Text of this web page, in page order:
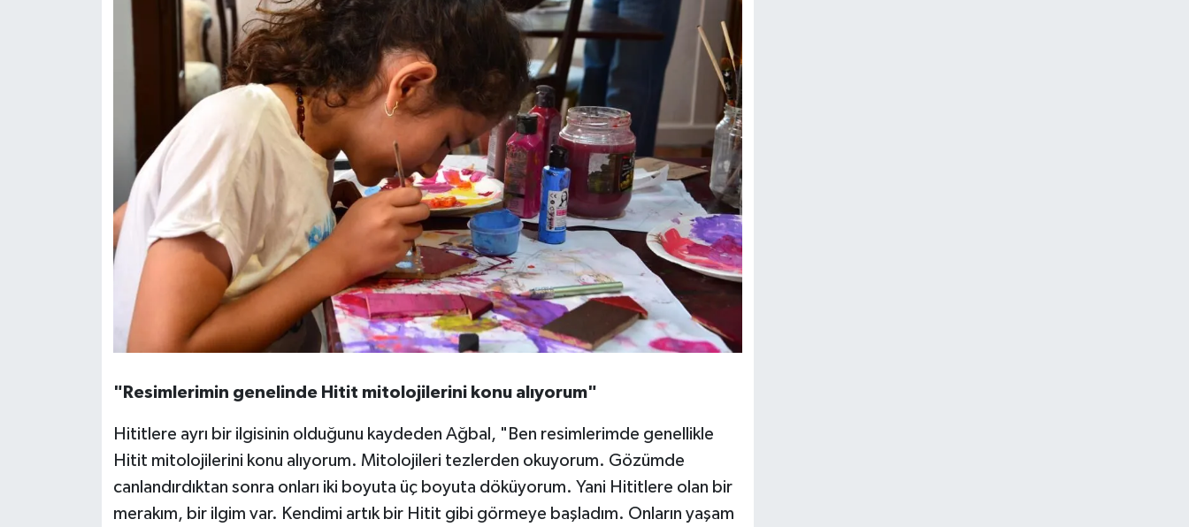
"Resimlerimin genelinde Hitit mitolojilerini konu alıyorum"
Hititlere ayrı bir ilgisinin olduğunu kaydeden Ağbal, "Ben resimlerimde genellikle
Hitit mitolojilerini konu alıyorum. Mitolojileri tezlerden okuyorum. Gözümde
canlandırdıktan sonra onları iki boyuta üç boyuta döküyorum. Yani Hititlere olan bir
merakım, bir ilgim var. Kendimi artık bir Hitit gibi görmeye başladım. Onların yaşam